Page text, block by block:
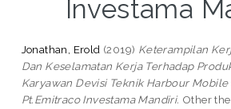
Investama
Jonathan, Erold (2019) Keterampilan
Dan Keselamatan Kerja Terhadap
Karyawan Devisi Teknik Harbour Mobile
Pt.Emitraco Investama Mandiri. Other